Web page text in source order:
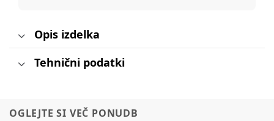
Opis izdelka
Tehnični podatki
OGLEJTE SI VEČ PONUDB